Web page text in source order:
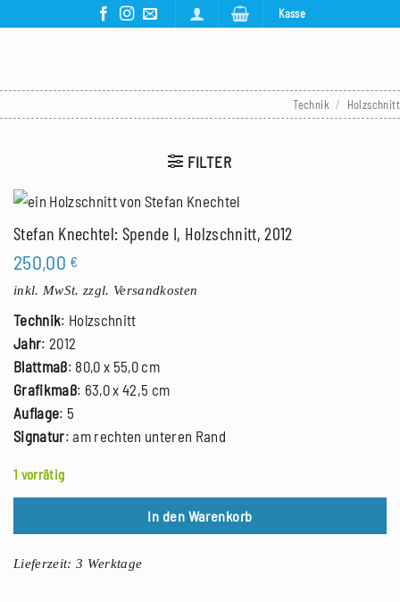
Kasse
Technik / Holzschnitt
FILTER
Stefan Knechtel: Spende I, Holzschnitt, 2012
250,00 €
inkl. MwSt. zzgl. Versandkosten
Technik: Holzschnitt
Jahr: 2012
Blattmaß: 80,0 x 55,0 cm
Grafikmaß: 63,0 x 42,5 cm
Auflage: 5
Signatur: am rechten unteren Rand
1 vorrätig
In den Warenkorb
Lieferzeit:3 Werktage